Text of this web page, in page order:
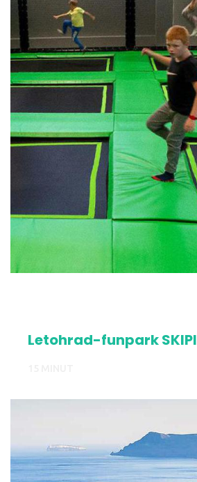
Letohrad-funpark SKIPI